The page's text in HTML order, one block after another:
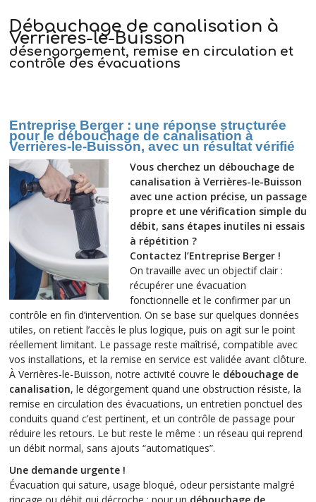
Débouchage de canalisation à
Verrières-le-Buisson
désengorgement, remise en circulation et
contrôle des évacuations
Entreprise Berger : une réponse structurée
pour le débouchage de canalisation à
Verrières-le-Buisson, avec un résultat vérifié
Vous cherchez un débouchage de
canalisation à Verrières-le-Buisson
avec une action précise, un passage
propre et une vérification simple du
débit, sans étapes inutiles ni essais
à répétition ?
Contactez l’Entreprise Berger !
On travaille avec un objectif clair :
récupérer une évacuation
fonctionnelle et le confirmer par un
contrôle en fin d’intervention. On se base sur quelques données
utiles, on retient l’accès le plus logique, puis on agit sur le point
réellement limitant. Le passage reste maîtrisé, compatible avec
vos installations, et la remise en service est validée avant clôture.
À Verrières-le-Buisson, notre activité couvre le débouchage de
canalisation, le dégorgement quand une obstruction résiste, la
remise en circulation des évacuations, un entretien ponctuel des
conduits quand c’est pertinent, et un contrôle de passage pour
réduire les retours. Le but reste le même : un réseau qui reprend
un débit normal, sans ajouts “automatiques”.
Une demande urgente !
Évacuation qui sature, usage bloqué, odeur persistante malgré
rinçage ou débit qui décroche : pour un débouchage de